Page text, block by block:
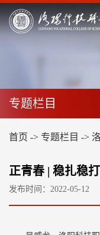
专题栏目
首页 -> 专题栏目 ->
正青春 | 稳扎稳
发布时间：2022-05-12